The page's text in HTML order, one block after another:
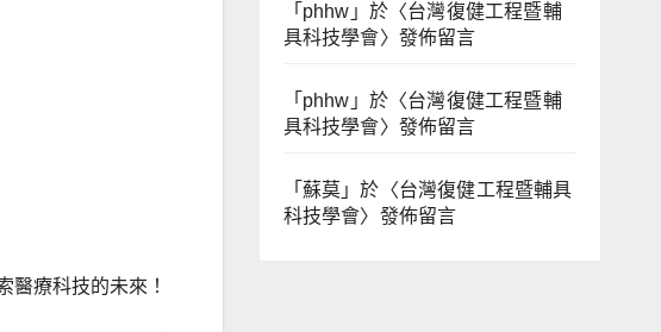
醫療科技的未來！
「 phhw 」於〈台灣復健工程暨輔
具科技學會〉發佈留言
「 phhw 」於〈台灣復健工程暨輔
具科技學會〉發佈留言
「 蘇莫 」於〈台灣復健工程暨輔具
科技學會〉發佈留言